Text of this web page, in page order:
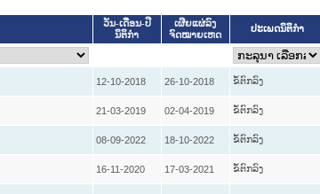
ວັນ-ເດືອນ-ປີ
ນິຕິກໍາ
ເຜີຍແຜ່ລົງ
ຈົດໝາຍເຫດ
ປະເພດນິຕິກຳ
12-10-2018 26-10-2018 ຂໍ້ຕົກລົງ
21-03-2019 02-04-2019 ຂໍ້ຕົກລົງ
08-09-2022 18-10-2022 ຂໍ້ຕົກລົງ
16-11-2020 17-03-2021 ຂໍ້ຕົກລົງ